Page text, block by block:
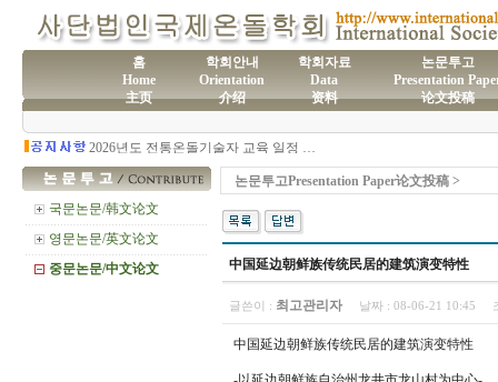
홈
Home
主页
학회안내
Orientation
介绍
학회자료
Data
资料
논문투고
Presentation
论文投稿
(사)국제온돌학회 연간 기부금 모금액 및 활용실적 명세서
2026년도 전통온돌기술자 교육 일정 안내
제60차 전통온돌기술자 교육 모집
제59차 전통온돌기술자 1,2급 교육과정 모집 안내
국문논문/韩文论文
영문논문/英文论文
중문논문/中文论文
논문투고Presentation Paper论文投稿 >
中国延边朝鲜族传统民居的建筑演变特性
글쓴이 : 최고관리자 날짜 : 08-06-21 10:45
中国延边朝鲜族传统民居的建筑演变特性